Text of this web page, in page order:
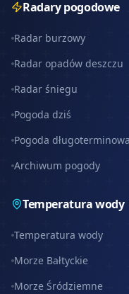
Radary pogodowe
Radar burzowy
Radar opadów deszczu
Radar śniegu
Pogoda dziś
Pogoda
Archiwum pogody
Temperatura wody
Temperatura wody
Morze Bałtyckie
Morze Śródziemne